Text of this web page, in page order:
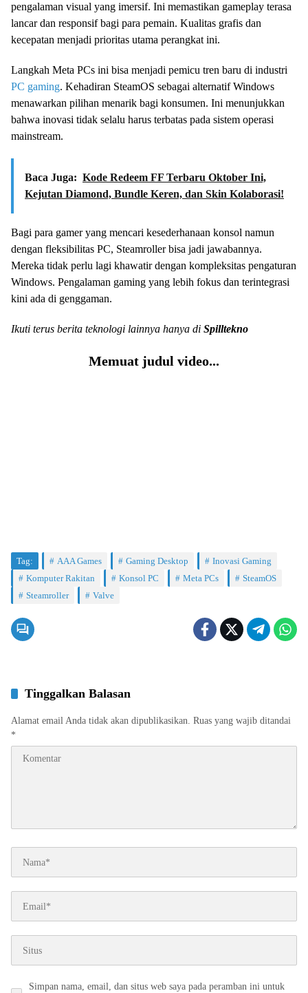
pengalaman visual yang imersif. Ini memastikan gameplay terasa
lancar dan responsif bagi para pemain. Kualitas grafis dan
kecepatan menjadi prioritas utama perangkat ini.
Langkah Meta PCs ini bisa menjadi pemicu tren baru di industri
PC gaming. Kehadiran SteamOS sebagai alternatif Windows
menawarkan pilihan menarik bagi konsumen. Ini menunjukkan
bahwa inovasi tidak selalu harus terbatas pada sistem operasi
mainstream.
Baca Juga: Kode Redeem FF Terbaru Oktober Ini,
Kejutan Diamond, Bundle Keren, dan Skin Kolaborasi!
Bagi para gamer yang mencari kesederhanaan konsol namun
dengan fleksibilitas PC, Steamroller bisa jadi jawabannya.
Mereka tidak perlu lagi khawatir dengan kompleksitas pengaturan
Windows. Pengalaman gaming yang lebih fokus dan terintegrasi
kini ada di genggaman.
Ikuti terus berita teknologi lainnya hanya di Spilltekno
Memuat judul video...
Tag: AAA Games Gaming Desktop
Inovasi Gaming
Komputer Rakitan
Konsol PC Meta PCs
SteamOS
Steamroller
Valve
Tinggalkan Balasan
Alamat email Anda tidak akan dipublikasikan. Ruas yang wajib ditandai
*
Simpan nama, email, dan situs web saya pada peramban ini untuk